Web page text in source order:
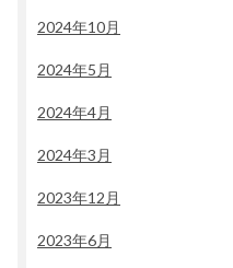
2024年10月
2024年5月
2024年4月
2024年3月
2023年12月
2023年6月